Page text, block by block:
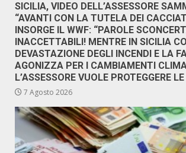
SICILIA, VIDEO DELL’ASSESSORE
“AVANTI CON LA TUTELA DEI
INSORGE IL WWF: “PAROLE
INACCETTABILI! MENTRE IN SICILIA
DEVASTAZIONE DEGLI INCENDI E LA
AGONIZZA PER I CAMBIAMENTI
L’ASSESSORE VUOLE PROTEGGERE
7 Agosto 2026